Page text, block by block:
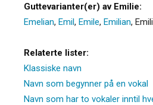
Guttevarianter(er) av Emilie:
Emelian, Emil, Emile, Emilian,
Relaterte lister:
Klassiske navn
Navn som begynner på en vokal
Navn som har to vokaler inntil